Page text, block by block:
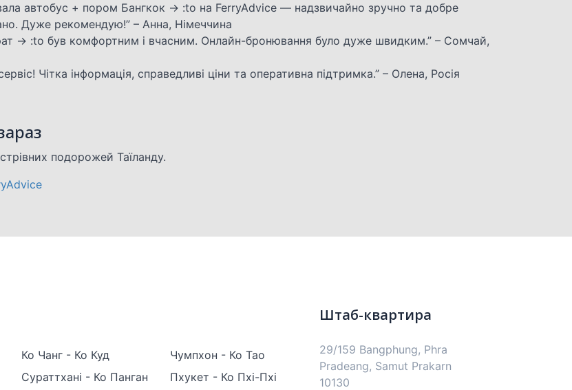
автобус + пором Бангкок → :to на FerryAdvice — надзвичайно зручно та добре
Дуже рекомендую!” – Анна, Німеччина
→ :to був комфортним і вчасним. Онлайн-бронювання було дуже швидким.” – Сомчай,
Чітка інформація, справедливі ціни та оперативна підтримка.” – Олена, Росія
подорожей Таїланду.
Ко Чанг - Ко Куд
Чумпхон - Ко Тао
Сураттхані - Ко Панган
Пхукет - Ко Пхі-Пхі
Штаб-квартира
29/159 Bangphung, Phra
Pradeang, Samut Prakarn
10130